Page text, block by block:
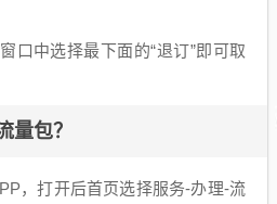
口中选择最下面的“退订”即可取
量包？
，打开后首页选择服务-办理-流